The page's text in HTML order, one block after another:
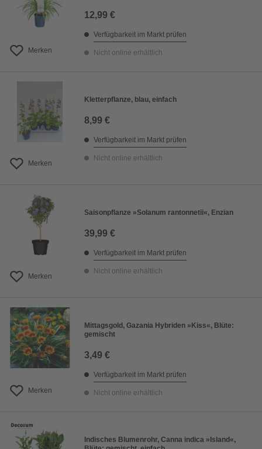
Merken
12,99 €
Verfügbarkeit im Markt prüfen
Nicht online erhältlich
Merken
Kletterpflanze, blau, einfach
8,99 €
Verfügbarkeit im Markt prüfen
Nicht online erhältlich
Merken
Saisonpflanze »Solanum rantonnetii«, Enzian
39,99 €
Verfügbarkeit im Markt prüfen
Nicht online erhältlich
Merken
Mittagsgold, Gazania Hybriden »Kiss«, Blüte:
gemischt
3,49 €
Verfügbarkeit im Markt prüfen
Nicht online erhältlich
Indisches Blumenrohr, Canna indica »Island«,